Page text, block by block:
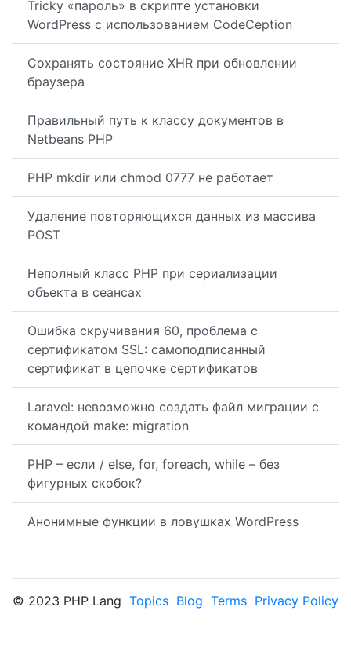
Tricky «пароль» в скрипте установки
WordPress с использованием CodeCeption
Сохранять состояние XHR при обновлении
браузера
Правильный путь к классу документов в
Netbeans PHP
PHP mkdir или chmod 0777 не работает
Удаление повторяющихся данных из массива
POST
Неполный класс PHP при сериализации
объекта в сеансах
Ошибка скручивания 60, проблема с
сертификатом SSL: самоподписанный
сертификат в цепочке сертификатов
Laravel: невозможно создать файл миграции с
командой make: migration
PHP – если / else, for, foreach, while – без
фигурных скобок?
Анонимные функции в ловушках WordPress
© 2023 PHP Lang Topics Blog Terms Privacy Policy